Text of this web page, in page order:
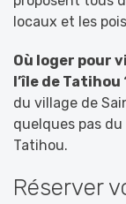
locaux et les
Où loger pour
l’île de Tatihou
du village de
quelques pas du
Tatihou.
Réserver